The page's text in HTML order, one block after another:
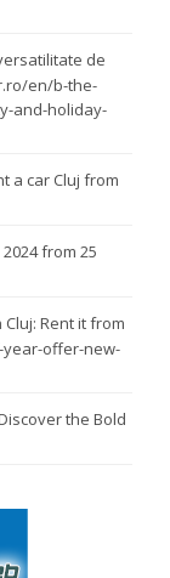
de
en/b-the-
and-holiday-
a car Cluj from
from 25
Cluj: Rent it from
offer-new-
the Bold